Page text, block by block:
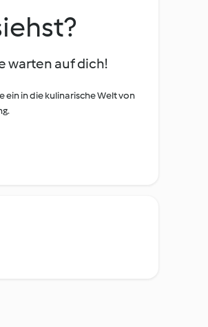
warten auf dich!
ein in die kulinarische Welt von